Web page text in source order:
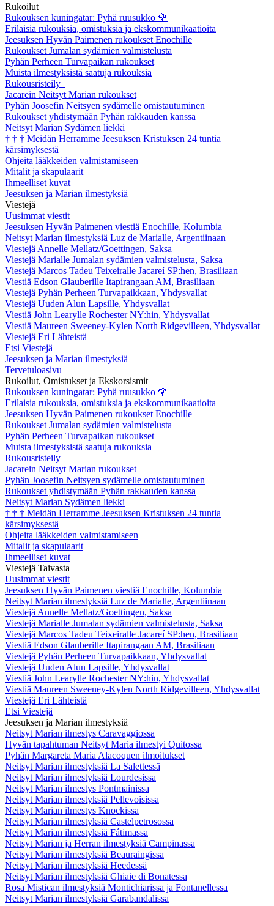
Rukoilut
Rukouksen kuningatar: Pyhä ruusukko 🌹
Erilaisia rukouksia, omistuksia ja ekskommunikaatioita
Jeesuksen Hyvän Paimenen rukoukset Enochille
Rukoukset Jumalan sydämien valmistelusta
Pyhän Perheen Turvapaikan rukoukset
Muista ilmestyksistä saatuja rukouksia
Rukousristeily
Jacarein Neitsyt Marian rukoukset
Pyhän Joosefin Neitsyen sydämelle omistautuminen
Rukoukset yhdistymään Pyhän rakkauden kanssa
Neitsyt Marian Sydämen liekki
† † † Meidän Herramme Jeesuksen Kristuksen 24 tuntia
kärsimyksestä
Ohjeita lääkkeiden valmistamiseen
Mitalit ja skapulaarit
Ihmeelliset kuvat
Jeesuksen ja Marian ilmestyksiä
Viestejä
Uusimmat viestit
Jeesuksen Hyvän Paimenen viestiä Enochille, Kolumbia
Neitsyt Marian ilmestyksiä Luz de Marialle, Argentiinaan
Viestejä Annelle Mellatz/Goettingen, Saksa
Viestejä Marialle Jumalan sydämien valmistelusta, Saksa
Viestejä Marcos Tadeu Teixeiralle Jacareí SP:hen, Brasiliaan
Viestiä Edson Glauberille Itapirangaan AM, Brasiliaan
Viestejä Pyhän Perheen Turvapaikkaan, Yhdysvallat
Viestejä Uuden Alun Lapsille, Yhdysvallat
Viestiä John Learylle Rochester NY:hin, Yhdysvallat
Viestiä Maureen Sweeney-Kylen North Ridgevilleen, Yhdysvallat
Viestejä Eri Lähteistä
Etsi Viestejä
Jeesuksen ja Marian ilmestyksiä
Tervetuloasivu
Rukoilut, Omistukset ja Ekskorsismit
Rukouksen kuningatar: Pyhä ruusukko 🌹
Erilaisia rukouksia, omistuksia ja ekskommunikaatioita
Jeesuksen Hyvän Paimenen rukoukset Enochille
Rukoukset Jumalan sydämien valmistelusta
Pyhän Perheen Turvapaikan rukoukset
Muista ilmestyksistä saatuja rukouksia
Rukousristeily
Jacarein Neitsyt Marian rukoukset
Pyhän Joosefin Neitsyen sydämelle omistautuminen
Rukoukset yhdistymään Pyhän rakkauden kanssa
Neitsyt Marian Sydämen liekki
† † † Meidän Herramme Jeesuksen Kristuksen 24 tuntia
kärsimyksestä
Ohjeita lääkkeiden valmistamiseen
Mitalit ja skapulaarit
Ihmeelliset kuvat
Viestejä Taivasta
Uusimmat viestit
Jeesuksen Hyvän Paimenen viestiä Enochille, Kolumbia
Neitsyt Marian ilmestyksiä Luz de Marialle, Argentiinaan
Viestejä Annelle Mellatz/Goettingen, Saksa
Viestejä Marialle Jumalan sydämien valmistelusta, Saksa
Viestejä Marcos Tadeu Teixeiralle Jacareí SP:hen, Brasiliaan
Viestiä Edson Glauberille Itapirangaan AM, Brasiliaan
Viestejä Pyhän Perheen Turvapaikkaan, Yhdysvallat
Viestejä Uuden Alun Lapsille, Yhdysvallat
Viestiä John Learylle Rochester NY:hin, Yhdysvallat
Viestiä Maureen Sweeney-Kylen North Ridgevilleen, Yhdysvallat
Viestejä Eri Lähteistä
Etsi Viestejä
Jeesuksen ja Marian ilmestyksiä
Neitsyt Marian ilmestys Caravaggiossa
Hyvän tapahtuman Neitsyt Maria ilmestyi Quitossa
Pyhän Margareta Maria Alacoquen ilmoitukset
Neitsyt Marian ilmestyksiä La Salettessä
Neitsyt Marian ilmestyksiä Lourdesissa
Neitsyt Marian ilmestys Pontmainissa
Neitsyt Marian ilmestyksiä Pellevoisissa
Neitsyt Marian ilmestys Knockissa
Neitsyt Marian ilmestyksiä Castelpetrosossa
Neitsyt Marian ilmestyksiä Fátimassa
Neitsyt Marian ja Herran ilmestyksiä Campinassa
Neitsyt Marian ilmestyksiä Beauraingissa
Neitsyt Marian ilmestyksiä Heedessä
Neitsyt Marian ilmestyksiä Ghiaie di Bonatessa
Rosa Mistican ilmestyksiä Montichiarissa ja Fontanellessa
Neitsyt Marian ilmestyksiä Garabandalissa